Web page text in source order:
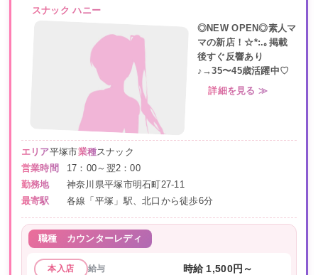
スナック ハニー
◎NEW OPEN◎素人マ
マの新店！☆*:.｡掲載
後すぐ反響あり
♪→35〜45歳活躍中♡
詳細を見る ≫
エリア平塚市業種スナック
営業時間
17：00～翌2：00
勤務地
神奈川県平塚市明石町27-11
最寄駅
各線「平塚」駅、北口から徒歩6分
職種 カウンターレディ
本入店 給与 時給 1,500円～